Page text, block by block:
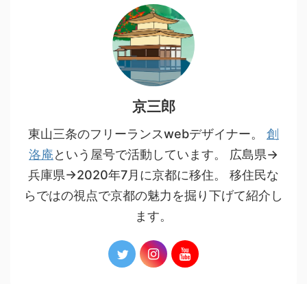
京三郎
東山三条のフリーランスwebデザイナー。 創
洛庵という屋号で活動しています。 広島県→
兵庫県→2020年7月に京都に移住。 移住民な
らではの視点で京都の魅力を掘り下げて紹介し
ます。